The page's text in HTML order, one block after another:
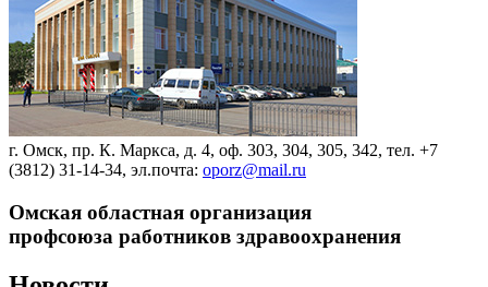
г. Омск, пр. К. Маркса, д. 4, оф. 303, 304, 305, 342, тел. +7
(3812) 31-14-34, эл.почта: oporz@mail.ru
Омская областная организация
профсоюза работников здравоохранения